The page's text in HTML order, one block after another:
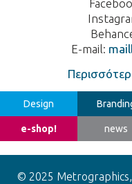
E-mail:
Design
e-shop! news
© 2025 Metrographics,